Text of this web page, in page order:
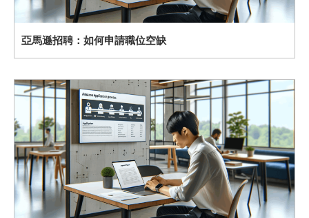
亞馬遜招聘：如何申請職位空缺